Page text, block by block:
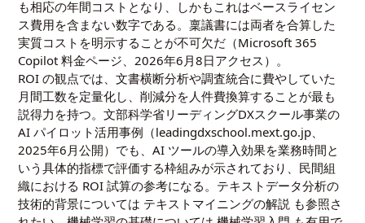
も相応の年間コストとなり、しかもこれはベースライセン
ス費用を含まない数字である。稟議書には両者を合算した
実質コストを明示することが不可欠だ（Microsoft 365
Copilot 料金ページ、2026年6月8日アクセス）。
ROI の観点では、文書横断分析や調査統合に費やしていた
月間工数を定量化し、削減分を人件費換算することが最も
説得力を持つ。文部科学省リーディングDXスクール事業の
AI パイロット活用事例（leadingdxschool.mext.go.jp、
2025年6月公開）でも、AI ツールの導入効果を業務時間と
いう具体的指標で評価する枠組みが示されており、民間組
織における ROI 試算の参考になる。テキストデータ分析の
技術的背景については テキストマイニングの解説 も参照さ